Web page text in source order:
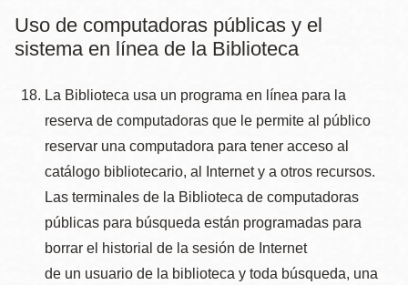
Uso de computadoras públicas y el
sistema en lí­nea de la Biblioteca
La Biblioteca usa un programa en línea para la
reserva de computadoras que le permite al público
reservar una computadora para tener acceso al
catálogo bibliotecario, al Internet y a otros recursos.
Las terminales de la Biblioteca de computadoras
públicas para búsqueda están programadas para
borrar el historial de la sesión de Internet
de un usuario de la biblioteca y toda búsqueda, una